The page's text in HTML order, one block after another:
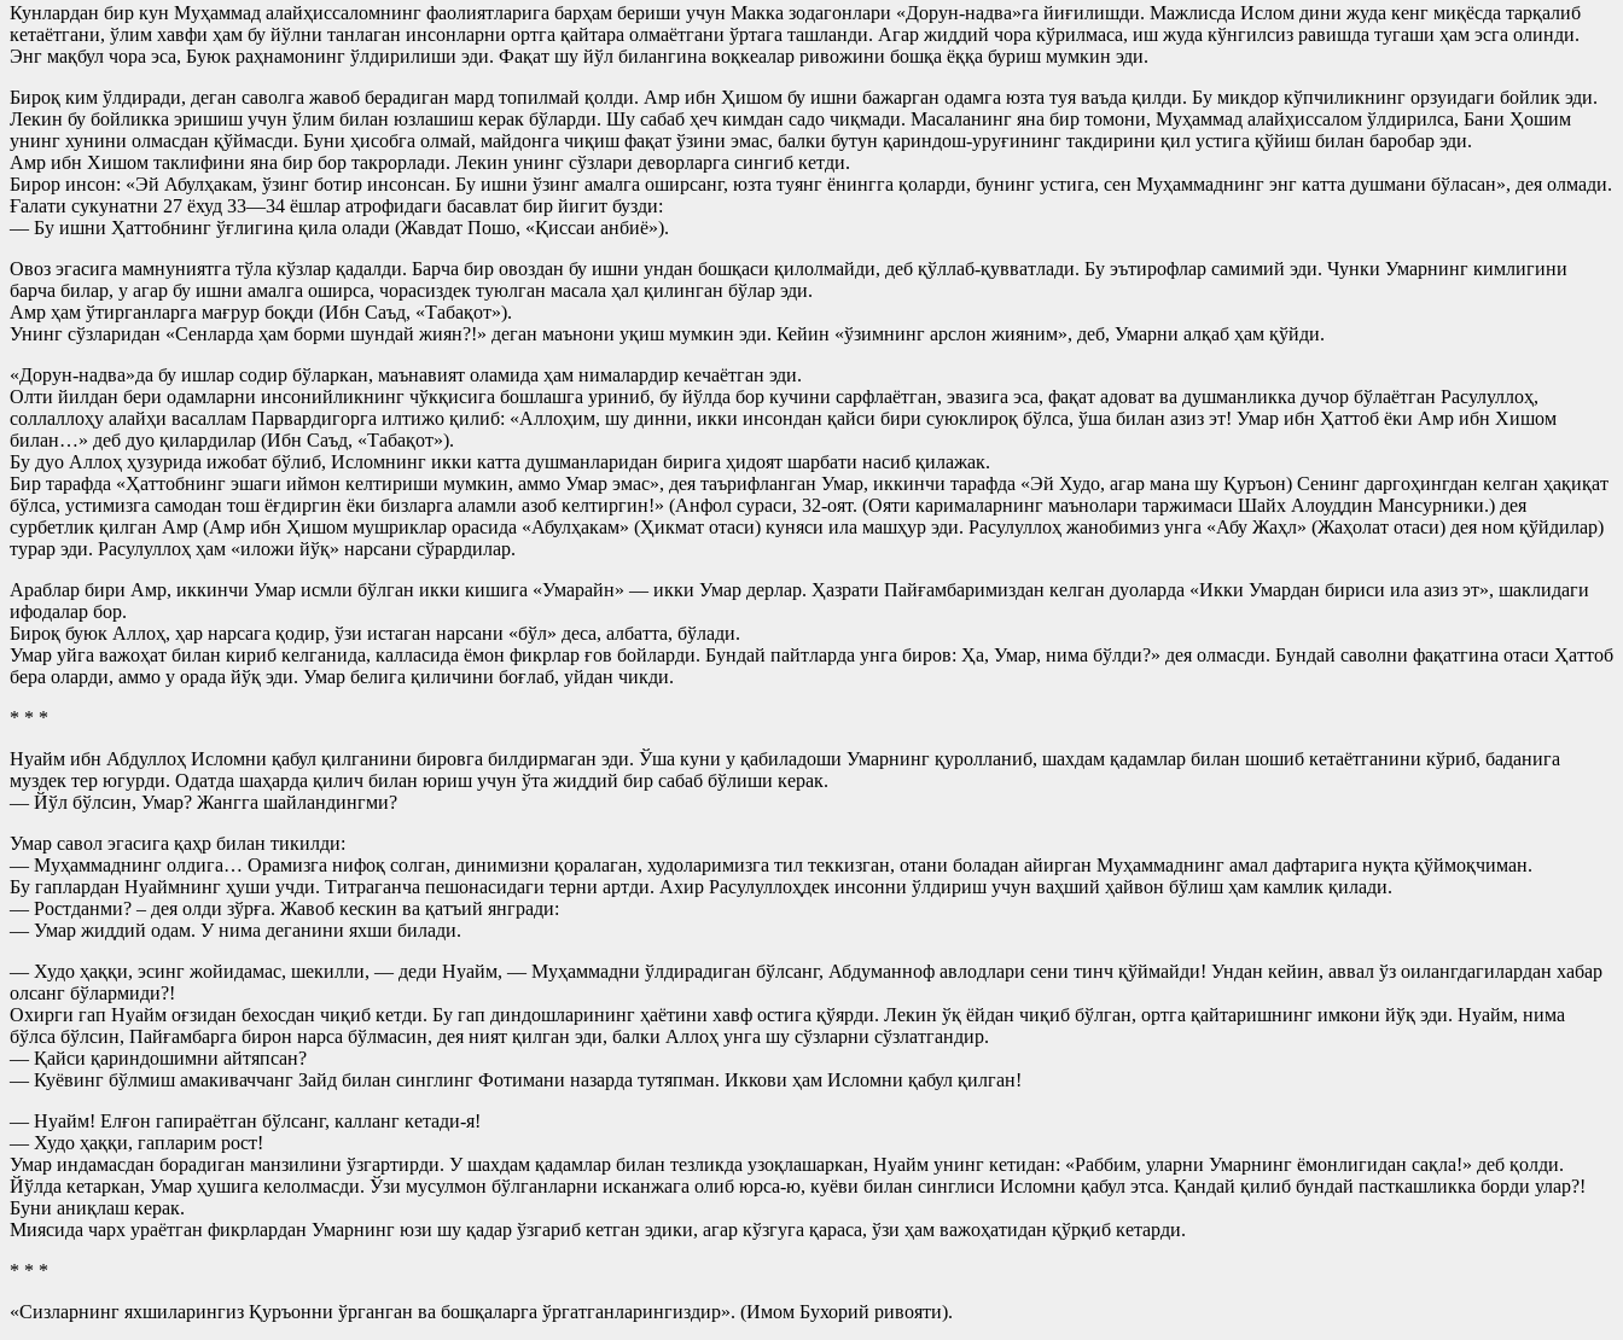
Кунлардан бир кун Муҳаммад алайҳиссаломнинг фаолиятларига барҳам бериши учун Макка зодагонлари «Дорун-надва»га йиғилишди. Мажлисда Ислом дини жуда кенг миқёсда тарқалиб
кетаётгани, ўлим хавфи ҳам бу йўлни танлаган инсонларни ортга қайтара олмаётгани ўртага ташланди. Агар жиддий чора кўрилмаса, иш жуда кўнгилсиз равишда тугаши ҳам эсга олинди.
Энг мақбул чора эса, Буюк раҳнамонинг ўлдирилиши эди. Фақат шу йўл билангина воқкеалар ривожини бошқа ёққа буриш мумкин эди.
Бироқ ким ўлдиради, деган саволга жавоб берадиган мард топилмай қолди. Амр ибн Ҳишом бу ишни бажарган одамга юзта туя ваъда қилди. Бу микдор кўпчиликнинг орзуидаги бойлик эди.
Лекин бу бойликка эришиш учун ўлим билан юзлашиш керак бўларди. Шу сабаб ҳеч кимдан садо чиқмади. Масаланинг яна бир томони, Муҳаммад алайҳиссалом ўлдирилса, Бани Ҳошим
унинг хунини олмасдан қўймасди. Буни ҳисобга олмай, майдонга чиқиш фақат ўзини эмас, балки бутун қариндош-уруғининг такдирини қил устига қўйиш билан баробар эди.
Амр ибн Хишом таклифини яна бир бор такрорлади. Лекин унинг сўзлари деворларга сингиб кетди.
Бирор инсон: «Эй Абулҳакам, ўзинг ботир инсонсан. Бу ишни ўзинг амалга оширсанг, юзта туянг ёнингга қоларди, бунинг устига, сен Муҳаммаднинг энг катта душмани бўласан», дея олмади.
Ғалати сукунатни 27 ёхуд 33—34 ёшлар атрофидаги басавлат бир йигит бузди:
— Бу ишни Ҳаттобнинг ўғлигина қила олади (Жавдат Пошо, «Қиссаи анбиё»).
Овоз эгасига мамнуниятга тўла кўзлар қадалди. Барча бир овоздан бу ишни ундан бошқаси қилолмайди, деб қўллаб-қувватлади. Бу эътирофлар самимий эди. Чунки Умарнинг кимлигини
барча билар, у агар бу ишни амалга оширса, чорасиздек туюлган масала ҳал қилинган бўлар эди.
Амр ҳам ўтирганларга мағрур боқди (Ибн Саъд, «Табақот»).
Унинг сўзларидан «Сенларда ҳам борми шундай жиян?!» деган маънони уқиш мумкин эди. Кейин «ўзимнинг арслон жияним», деб, Умарни алқаб ҳам қўйди.
«Дорун-надва»да бу ишлар содир бўларкан, маънавият оламида ҳам нималардир кечаётган эди.
Олти йилдан бери одамларни инсонийликнинг чўкқисига бошлашга уриниб, бу йўлда бор кучини сарфлаётган, эвазига эса, фақат адоват ва душманликка дучор бўлаётган Расулуллоҳ,
соллаллоҳу алайҳи васаллам Парвардигорга илтижо қилиб: «Аллоҳим, шу динни, икки инсондан қайси бири суюклироқ бўлса, ўша билан азиз эт! Умар ибн Ҳаттоб ёки Амр ибн Хишом
билан…» деб дуо қилардилар (Ибн Саъд, «Табақот»).
Бу дуо Аллоҳ ҳузурида ижобат бўлиб, Исломнинг икки катта душманларидан бирига ҳидоят шарбати насиб қилажак.
Бир тарафда «Ҳаттобнинг эшаги иймон келтириши мумкин, аммо Умар эмас», дея таърифланган Умар, иккинчи тарафда «Эй Худо, агар мана шу Қуръон) Сенинг даргоҳингдан келган ҳақиқат
бўлса, устимизга самодан тош ёғдиргин ёки бизларга аламли азоб келтиргин!» (Анфол сураси, 32-оят. (Ояти карималарнинг маънолари таржимаси Шайх Алоуддин Мансурники.) дея
сурбетлик қилган Амр (Амр ибн Ҳишом мушриклар орасида «Абулҳакам» (Ҳикмат отаси) куняси ила машҳур эди. Расулуллоҳ жанобимиз унга «Абу Жаҳл» (Жаҳолат отаси) дея ном қўйдилар)
турар эди. Расулуллоҳ ҳам «иложи йўқ» нарсани сўрардилар.
Араблар бири Амр, иккинчи Умар исмли бўлган икки кишига «Умарайн» — икки Умар дерлар. Ҳазрати Пайғамбаримиздан келган дуоларда «Икки Умардан бириси ила азиз эт», шаклидаги
ифодалар бор.
Бироқ буюк Аллоҳ, ҳар нарсага қодир, ўзи истаган нарсани «бўл» деса, албатта, бўлади.
Умар уйга важоҳат билан кириб келганида, калласида ёмон фикрлар ғов бойларди. Бундай пайтларда унга биров: Ҳа, Умар, нима бўлди?» дея олмасди. Бундай саволни фақатгина отаси Ҳаттоб
бера оларди, аммо у орада йўқ эди. Умар белига қиличини боғлаб, уйдан чикди.
* * *
Нуайм ибн Абдуллоҳ Исломни қабул қилганини бировга билдирмаган эди. Ўша куни у қабиладоши Умарнинг қуролланиб, шахдам қадамлар билан шошиб кетаётганини кўриб, баданига
муздек тер югурди. Одатда шаҳарда қилич билан юриш учун ўта жиддий бир сабаб бўлиши керак.
— Йўл бўлсин, Умар? Жангга шайландингми?
Умар савол эгасига қаҳр билан тикилди:
— Муҳаммаднинг олдига… Орамизга нифоқ солган, динимизни қоралаган, худоларимизга тил теккизган, отани боладан айирган Муҳаммаднинг амал дафтарига нуқта қўймоқчиман.
Бу гаплардан Нуаймнинг ҳуши учди. Титраганча пешонасидаги терни артди. Ахир Расулуллоҳдек инсонни ўлдириш учун ваҳший ҳайвон бўлиш ҳам камлик қилади.
— Ростданми? – дея олди зўрға. Жавоб кескин ва қатъий янгради:
— Умар жиддий одам. У нима деганини яхши билади.
— Худо ҳаққи, эсинг жойидамас, шекилли, — деди Нуайм, — Муҳаммадни ўлдирадиган бўлсанг, Абдуманноф авлодлари сени тинч қўймайди! Ундан кейин, аввал ўз оилангдагилардан хабар
олсанг бўлармиди?!
Охирги гап Нуайм оғзидан бехосдан чиқиб кетди. Бу гап диндошларининг ҳаётини хавф остига қўярди. Лекин ўқ ёйдан чиқиб бўлган, ортга қайтаришнинг имкони йўқ эди. Нуайм, нима
бўлса бўлсин, Пайғамбарга бирон нарса бўлмасин, дея ният қилган эди, балки Аллоҳ унга шу сўзларни сўзлатгандир.
— Қайси қариндошимни айтяпсан?
— Куёвинг бўлмиш амакиваччанг Зайд билан синглинг Фотимани назарда тутяпман. Иккови ҳам Исломни қабул қилган!
— Нуайм! Елғон гапираётган бўлсанг, калланг кетади-я!
— Худо ҳаққи, гапларим рост!
Умар индамасдан борадиган манзилини ўзгартирди. У шахдам қадамлар билан тезликда узоқлашаркан, Нуайм унинг кетидан: «Раббим, уларни Умарнинг ёмонлигидан сақла!» деб қолди.
Йўлда кетаркан, Умар ҳушига келолмасди. Ўзи мусулмон бўлганларни исканжага олиб юрса-ю, куёви билан синглиси Исломни қабул этса. Қандай қилиб бундай пасткашликка борди улар?!
Буни аниқлаш керак.
Миясида чарх ураётган фикрлардан Умарнинг юзи шу қадар ўзгариб кетган эдики, агар кўзгуга қараса, ўзи ҳам важоҳатидан қўрқиб кетарди.
* * *
«Сизларнинг яхшиларингиз Қуръонни ўрганган ва бошқаларга ўргатганларингиздир». (Имом Бухорий ривояти).